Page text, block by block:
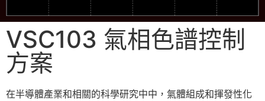
VSC103 氣相色譜控制
方案
在半導體產業和相關的科學研究中中，氣體組成和揮發性化